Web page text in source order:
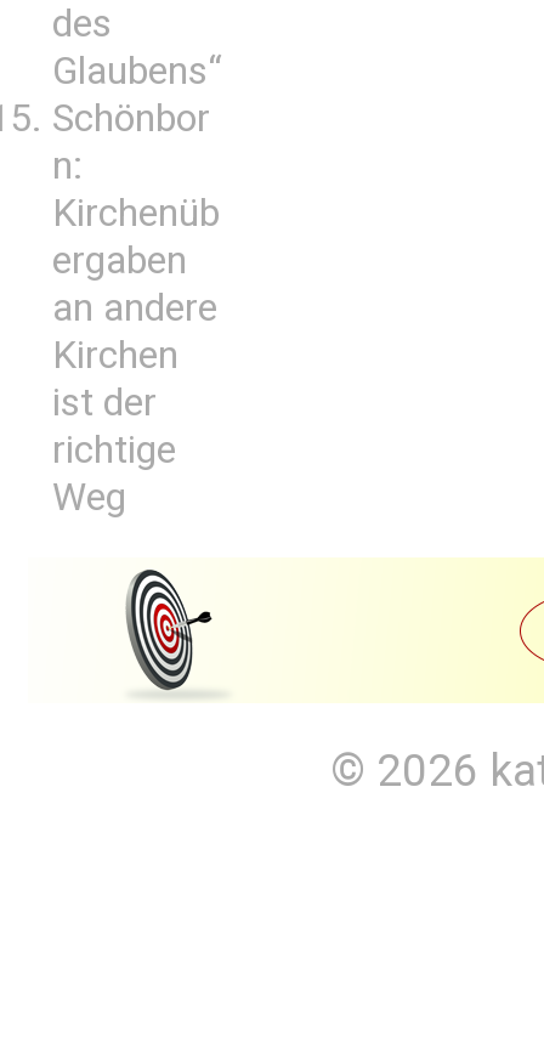
des
Glaubens“
Schönbor
n:
Kirchenüb
ergaben
an andere
Kirchen
ist der
richtige
Weg
© 2026